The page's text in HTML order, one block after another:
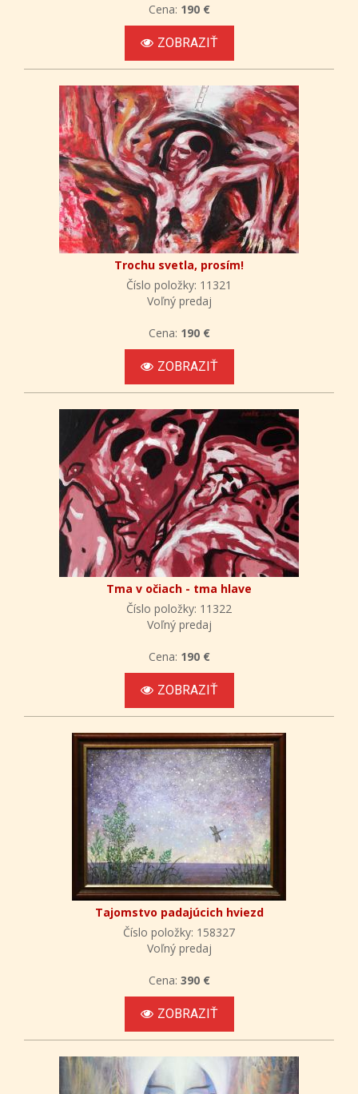
Cena: 190 €
ZOBRAZIŤ
Trochu svetla, prosím!
Číslo položky: 11321
Voľný predaj
Cena: 190 €
ZOBRAZIŤ
Tma v očiach - tma hlave
Číslo položky: 11322
Voľný predaj
Cena: 190 €
ZOBRAZIŤ
Tajomstvo padajúcich hviezd
Číslo položky: 158327
Voľný predaj
Cena: 390 €
ZOBRAZIŤ